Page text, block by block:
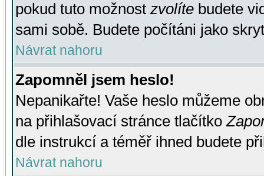
pokud tuto možnost zvolíte budete
sami sobě. Budete počítáni jako
Návrat nahoru
Zapomněl jsem heslo!
Nepanikařte! Vaše heslo můžeme
na přihlašovací stránce tlačítko
dle instrukcí a téměř ihned budete
Návrat nahoru